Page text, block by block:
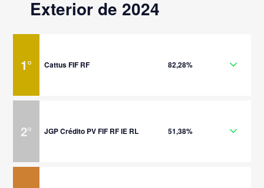
Exterior de 2024
1° Cattus FIF RF 82,28%
2° JGP Crédito PV FIF RF IE RL 51,38%